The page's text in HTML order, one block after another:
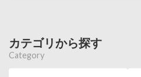
カテゴリから探す
Category